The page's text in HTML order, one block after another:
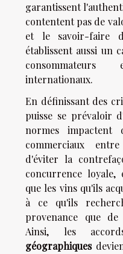
garantissent
contentent pas de
et le savoir-faire
établissent aussi un
internationaux.
En définissant des
puisse se prévaloir
normes impactent
commerciaux
d'éviter la
concurrence loyale,
que les vins qu'ils
à ce qu'ils
provenance que
Ainsi, les
géographiques